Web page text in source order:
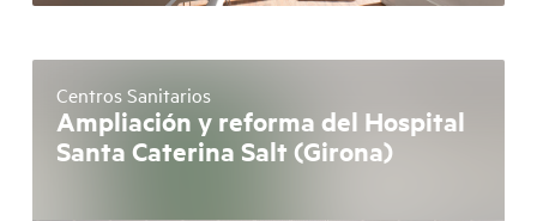
Centros Sanitarios
Ampliación y reforma del Hospital
Santa Caterina Salt (Girona)